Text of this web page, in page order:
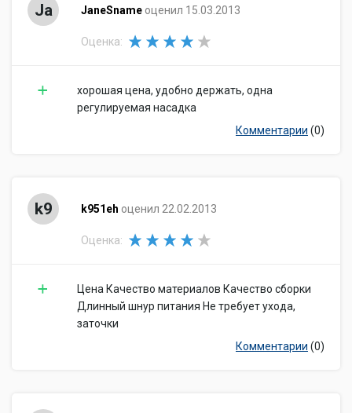
Ja JaneSname оценил 15.03.2013
Оценка:
хорошая цена, удобно держать, одна
регулируемая насадка
Комментарии (0)
k9 k951eh оценил 22.02.2013
Оценка:
Цена Качество материалов Качество сборки
Длинный шнур питания Не требует ухода,
заточки
Комментарии (0)